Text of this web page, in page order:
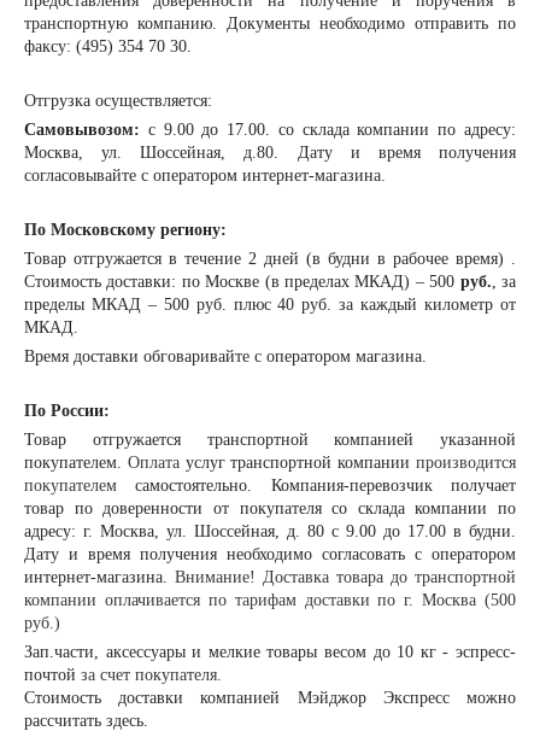
транспортную компанию. Документы необходимо отправить по
факсу: (495) 354 70 30.
Отгрузка осуществляется:
Самовывозом: с 9.00 до 17.00. со склада компании по адресу:
Москва, ул. Шоссейная, д.80. Дату и время получения
согласовывайте с оператором интернет-магазина.
По Московскому региону:
Товар отгружается в течение 2 дней (в будни в рабочее время) .
Стоимость доставки: по Москве (в пределах МКАД) – 500 руб., за
пределы МКАД – 500 руб. плюс 40 руб. за каждый километр от
МКАД.
Время доставки обговаривайте с оператором магазина.
По России:
Товар отгружается транспортной компанией указанной
покупателем. Оплатауслуг транспортной компаниипроизводится
покупателем самостоятельно. Компания-перевозчик получает
товар по доверенности от покупателя со склада компании по
адресу: г. Москва, ул. Шоссейная, д. 80 с 9.00 до 17.00 в будни.
Дату и время получения необходимо согласовать с оператором
интернет-магазина. Внимание! Доставка товара до транспортной
компании оплачивается по тарифам доставки по г. Москва (500
руб.)
Зап.части, аксессуары и мелкие товары весом до 10 кг - эспресс-
почтой за счет покупателя.
Стоимость доставки компанией Мэйджор Экспресс можно
рассчитать здесь.